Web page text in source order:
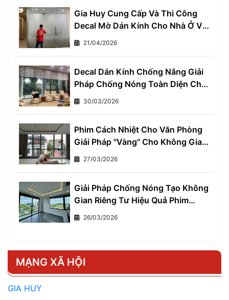
Gia Huy Cung Cấp Và Thi Công
Decal Mờ Dán Kính Cho Nhà Ở Và
Văn Phòng
21/04/2026
Decal Dán Kính Chống Nắng Giải
Pháp Chống Nóng Toàn Diện Cho
Mọi Nhà
30/03/2026
Phim Cách Nhiệt Cho Văn Phòng
Giải Pháp "Vàng" Cho Không Gian
Làm Việc Thoải Mái và Hiệu Quả
27/03/2026
Giải Pháp Chống Nóng Tạo Không
Gian Riêng Tư Hiệu Quả Phim
Cách Nhiệt Một Chiều
26/03/2026
MẠNG XÃ HỘI
GIA HUY